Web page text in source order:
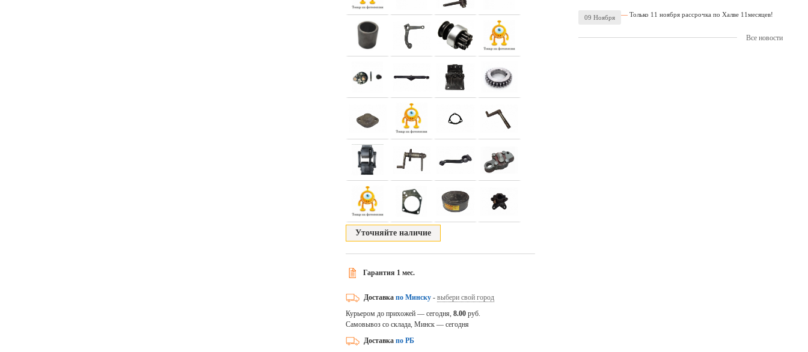
Уточняйте наличие
Гарантия 1 мес.
Доставка по Минску- выбери свой город
Курьером до прихожей — сегодня, 8.00 руб.
Самовывоз со склада, Минск — сегодня
Доставка по РБ
09 Ноября Только 11 ноября рассрочка по Халве 11месяцев!
Все новости